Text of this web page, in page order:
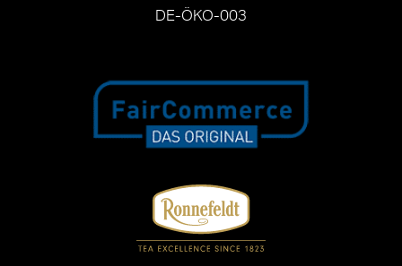
DE-ÖKO-003